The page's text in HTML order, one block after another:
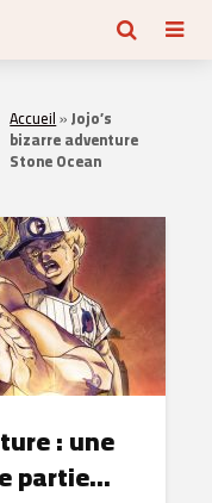
Accueil»Jojo’s
bizarre adventure
Stone Ocean
: une
partie...